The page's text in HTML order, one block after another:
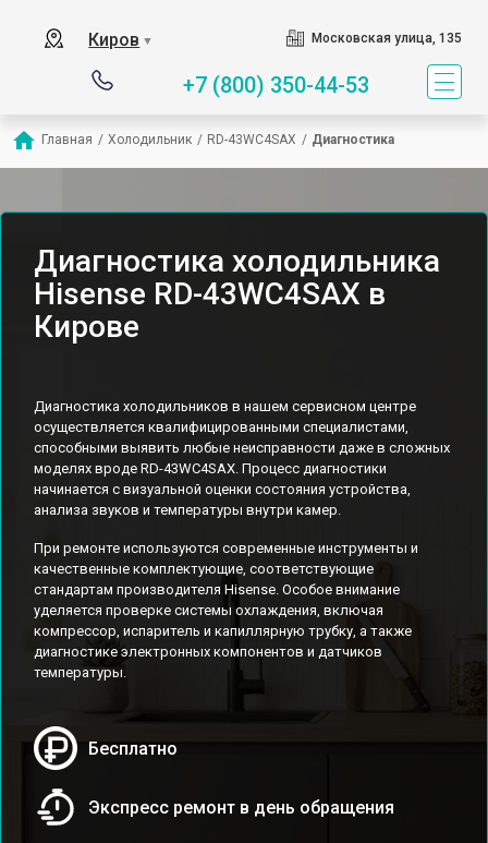
Киров ▼ Московская улица, 135
+7 (800) 350-44-53
Главная / Холодильник / RD-43WC4SAX / Диагностика
Диагностика холодильника
Hisense RD-43WC4SAX в
Кирове
Диагностика холодильников в нашем сервисном центре
осуществляется квалифицированными специалистами,
способными выявить любые неисправности даже в сложных
моделях вроде RD-43WC4SAX. Процесс диагностики
начинается с визуальной оценки состояния устройства,
анализа звуков и температуры внутри камер.
При ремонте используются современные инструменты и
качественные комплектующие, соответствующие
стандартам производителя Hisense. Особое внимание
уделяется проверке системы охлаждения, включая
компрессор, испаритель и капиллярную трубку, а также
диагностике электронных компонентов и датчиков
температуры.
Бесплатно
Экспресс ремонт в день обращения